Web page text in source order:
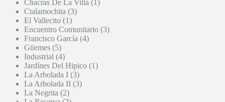
Chacras De La Villa (1)
Ctalamochita (3)
El Vallecito (1)
Encuentro Comunitario (3)
Francisco García (4)
Güemes (5)
Industrial (4)
Jardínes Del Hipico (1)
La Arbolada I (3)
La Arbolada II (3)
La Negrita (2)